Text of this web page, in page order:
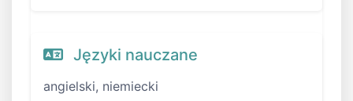
Języki nauczane
angielski, niemiecki